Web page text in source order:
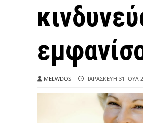
MELWDOS ΠΑΡΑΣΚΕΥΉ 31 ΙΟΥΛ